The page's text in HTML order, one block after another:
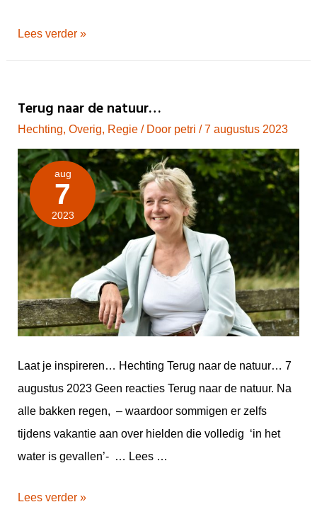
Lees verder »
Terug naar de natuur…
Hechting,Overig, Regie / Door petri /7 augustus 2023
aug
7
2023
Laat je inspireren… Hechting Terug naar de natuur… 7
augustus 2023 Geen reacties Terug naar de natuur. Na
alle bakken regen, – waardoor sommigen er zelfs
tijdens vakantie aan over hielden die volledig ‘in het
water is gevallen’- … Lees …
Lees verder »